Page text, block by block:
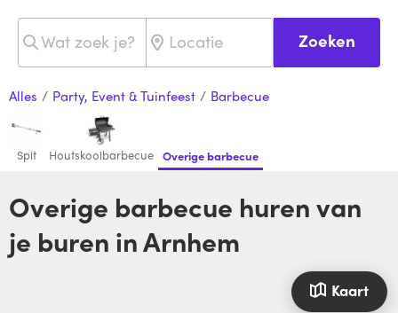
Zoeken
Alles / Party, Event & Tuinfeest / Barbecue
Spit Houtskoolbarbecue Overige barbecue
Overige barbecue huren van
je buren in Arnhem
Kaart